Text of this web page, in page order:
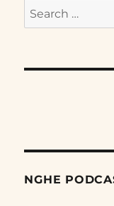
Search
for:
NGHE